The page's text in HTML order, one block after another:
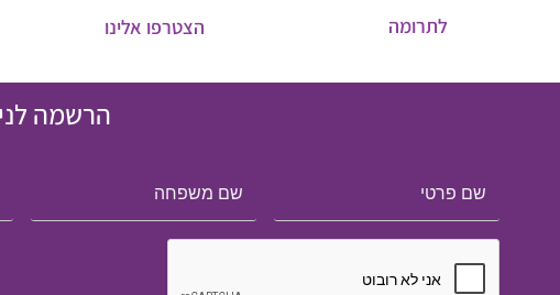
לתרומה הצטרפו אלינו
הרשמה